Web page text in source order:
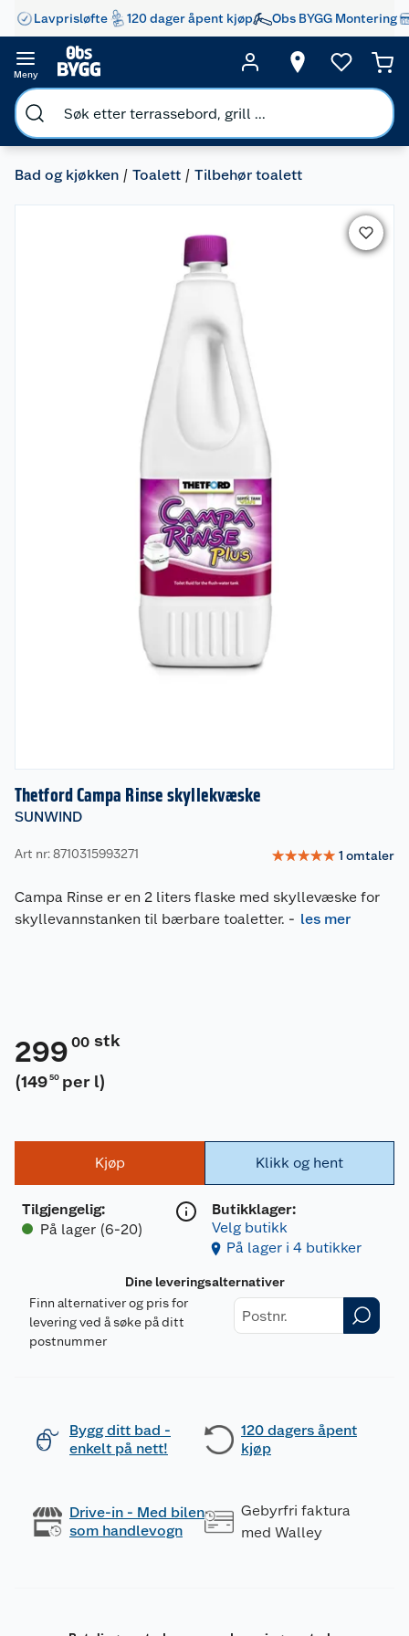
Lavprisløfte 120 dager åpent kjøp Obs BYGG Montering
Meny
Bad og kjøkken Toalett Tilbehør toalett
Thetford Campa Rinse skyllekvæske
SUNWIND
Art nr: 8710315993271 ☆☆☆☆☆ 1 omtaler
Campa Rinse er en 2 liters flaske med skyllevæske for
skyllevannstanken til bærbare toaletter. - les mer
299 00 stk
(149 50 per l)
Kjøp
Tilgjengelig:
På lager (6-20)
Klikk og hent
Butikklager:
Velg butikk
På lager i 4 butikker
Dine leveringsalternativer
Finn alternativer og pris for
levering ved å søke på ditt
postnummer
Bygg ditt bad -
enkelt på nett!
120 dagers åpent
kjøp
Drive-in - Med bilen
som handlevogn
Gebyrfri faktura
med Walley